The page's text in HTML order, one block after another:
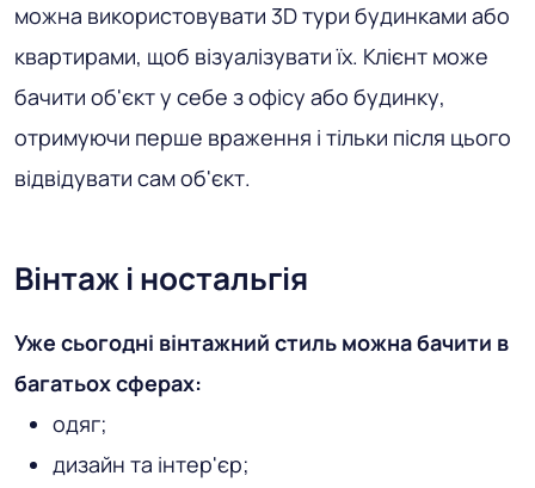
можна використовувати 3D тури будинками або
квартирами, щоб візуалізувати їх. Клієнт може
бачити об'єкт у себе з офісу або будинку,
отримуючи перше враження і тільки після цього
відвідувати сам об'єкт.
Вінтаж і ностальгія
Уже сьогодні вінтажний стиль можна бачити в
багатьох сферах:
одяг;
дизайн та інтер'єр;